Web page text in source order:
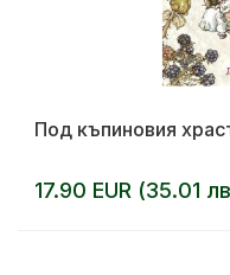
Под къпиновия
17.90 EUR (35.01